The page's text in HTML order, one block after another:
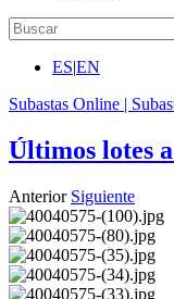
ES|EN
Subastas Online |
Últimos lotes
Anterior Siguiente